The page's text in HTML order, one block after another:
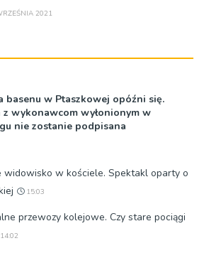
2021
basenu w Ptaszkowej opóźni się.
z wykonawcom wyłonionym w
nie zostanie podpisana
widowisko w kościele. Spektakl oparty o
15:03
przewozy kolejowe. Czy stare pociągi